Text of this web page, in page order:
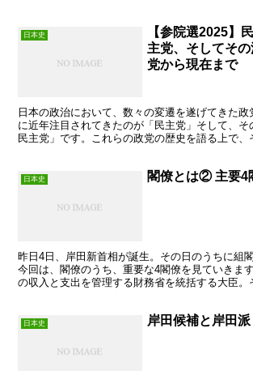
日本史
【参院選2025】
主党、そしてそ
党から現在まで
日本の政治において、数々の変遷を遂げてきた
に近年注目されてきたのが「民主党」そして、
民主党」です。これらの政党の歴史を語る上で、
日本史 閣僚とは② 主要4
昨日4日、岸田新首相が誕生。その日のうちに組
今回は、閣僚のうち、重要な4閣僚を見ていき
の収入と支出を管理する財務省を統括する大臣。
日本史 岸田候補と岸田派